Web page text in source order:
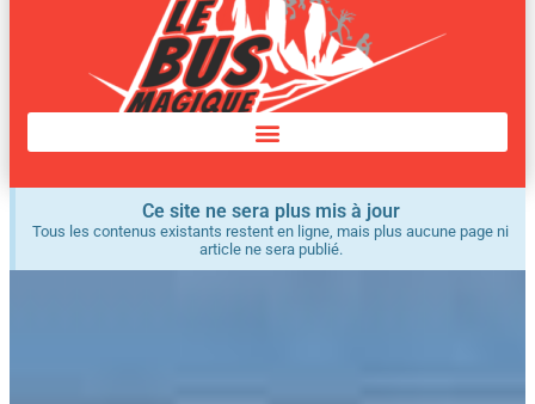
Ce site ne sera plus mis à jour
Tous les contenus existants restent en ligne, mais plus aucune page ni
article ne sera publié.